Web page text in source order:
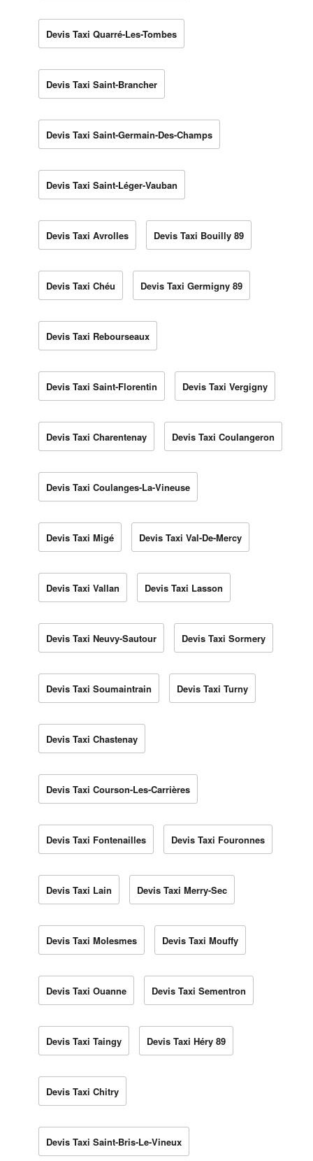
Devis Taxi Quarré-Les-Tombes
Devis Taxi Saint-Brancher
Devis Taxi Saint-Germain-Des-Champs
Devis Taxi Saint-Léger-Vauban
Devis Taxi Avrolles Devis Taxi Bouilly 89
Devis Taxi Chéu Devis Taxi Germigny 89
Devis Taxi Rebourseaux
Devis Taxi Saint-Florentin Devis Taxi Vergigny
Devis Taxi Charentenay Devis Taxi Coulangeron
Devis Taxi Coulanges-La-Vineuse
Devis Taxi Migé Devis Taxi Val-De-Mercy
Devis Taxi Vallan Devis Taxi Lasson
Devis Taxi Neuvy-Sautour Devis Taxi Sormery
Devis Taxi Soumaintrain Devis Taxi Turny
Devis Taxi Chastenay
Devis Taxi Courson-Les-Carrières
Devis Taxi Fontenailles Devis Taxi Fouronnes
Devis Taxi Lain Devis Taxi Merry-Sec
Devis Taxi Molesmes Devis Taxi Mouffy
Devis Taxi Ouanne Devis Taxi Sementron
Devis Taxi Taingy Devis Taxi Héry 89
Devis Taxi Chitry
Devis Taxi Saint-Bris-Le-Vineux